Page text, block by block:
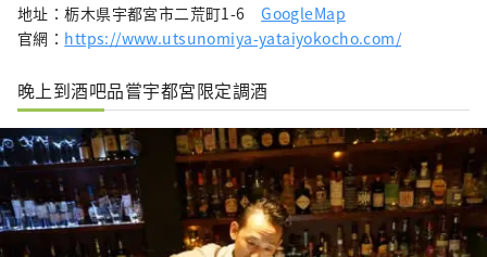
地址：栃木県宇都宮市二荒町1-6GoogleMap
官網： https://www.utsunomiya-yataiyokocho.com/
晚上到酒吧品嘗宇都宮限定調酒